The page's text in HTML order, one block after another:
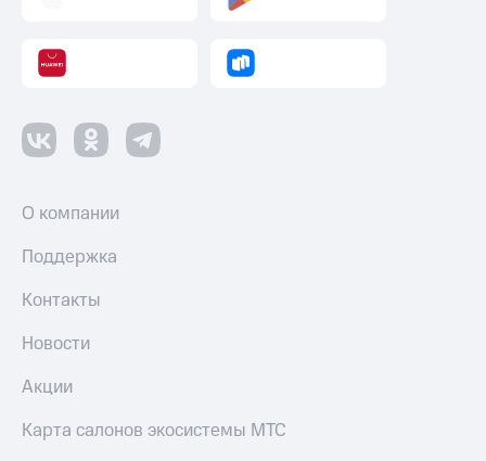
О компании
Поддержка
Контакты
Новости
Акции
Карта салонов экосистемы МТС